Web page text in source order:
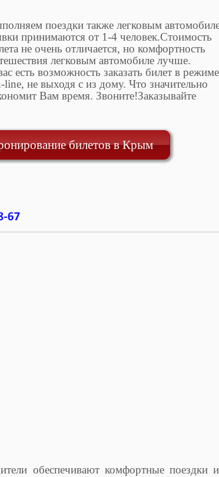
поездки также легковым
принимаются от 1-4 человек.Стоимость
не очень отличается, но комфортность
легковым автомобиле лучше.
есть возможность заказать билет в режиме
line, не выходя с из дому. Что значительно
Вам время. Звоните!Заказывайте
билетов в Крым
обеспечивают комфортные поездки и